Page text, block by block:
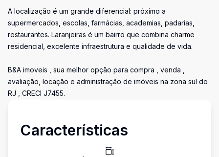
A localização é um grande diferencial: próximo a
supermercados, escolas, farmácias, academias, padarias,
restaurantes. Laranjeiras é um bairro que combina charme
residencial, excelente infraestrutura e qualidade de vida.
B&A imoveis , sua melhor opção para compra , venda ,
avaliação, locação e administração de imóveis na zona sul do
RJ , CRECI J7455.
Características